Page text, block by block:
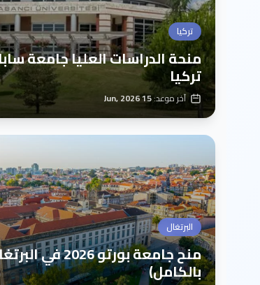
تركيا
تركيا
آخر موعد:15 Jun, 2026
البرتغال
منح جامعة بورتو
بالكامل)